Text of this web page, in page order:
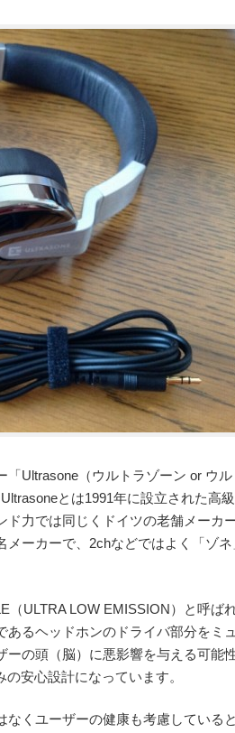
Ultrasone（ウルトラゾーン or ウ
とは1991年に設立された高
力では同じくドイツの老舗メーカ
ーカーで、2chなどではよく「ゾ
（ULTRA LOW EMISSION）と呼ば
るヘッドホンのドライバ部分をミ
の頭（脳）に悪影響を与える可能
安心設計になっています。
くユーザーの健康も考慮している